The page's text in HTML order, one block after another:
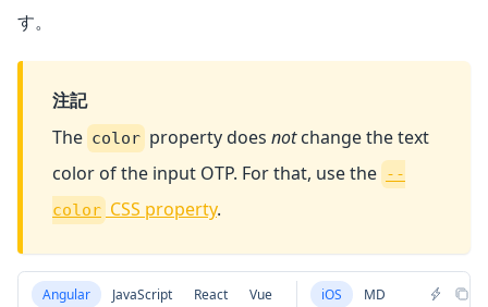
す。
注記
The color property does notchange the text
color of the input OTP. For that, use the --
color CSS property.
Angular JavaScript React Vue iOS MD